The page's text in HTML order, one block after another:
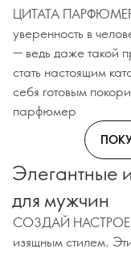
ЦИТАТА
уверенность в
— ведь даже такой
стать настоящим
себя готовым
парфюмер
Элегантные
для мужчин
СОЗДАЙ
изящным стилем.